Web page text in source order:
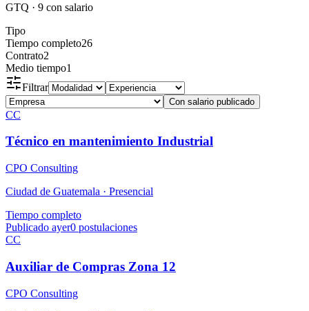
GTQ · 9 con salario
Tipo
Tiempo completo26
Contrato2
Medio tiempo1
Filtrar
Con salario publicado
CC
Técnico en mantenimiento Industrial
CPO Consulting
Ciudad de Guatemala · Presencial
Tiempo completo
Publicado ayer0 postulaciones
CC
Auxiliar de Compras Zona 12
CPO Consulting